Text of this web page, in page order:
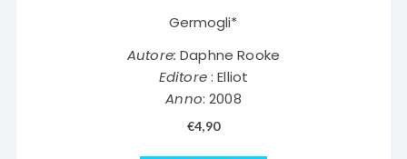
Germogli*
Autore: Daphne Rooke
Editore: Elliot
Anno: 2008
€4,90